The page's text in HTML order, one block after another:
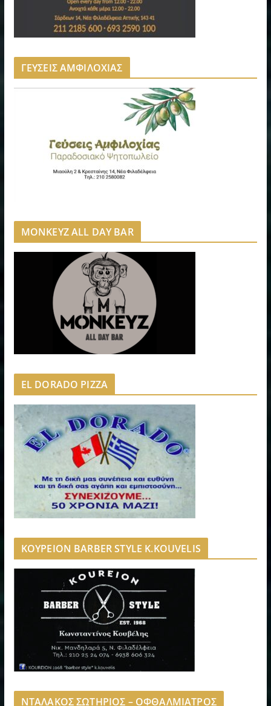
ΓΕΥΣΕΙΣ ΑΜΦΙΛΟΧΙΑΣ
MONKEYZ ALL DAY BAR
EL DORADO PIZZA
ΚΟΥΡΕΙΟΝ BARBER STYLE K.KOUVELIS
ΝΤΑΛΑΚΟΣ ΣΩΤΗΡΙΟΣ – ΟΦΘΑΛΜΙΑΤΡΟΣ